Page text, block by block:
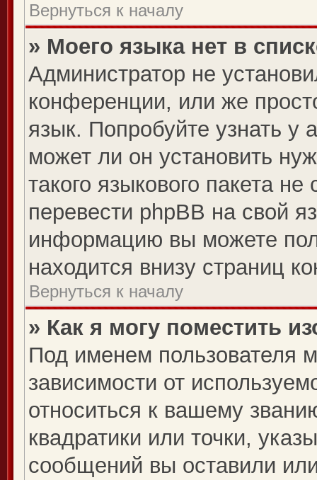
Вернуться к началу
» Моего языка нет в
Администратор не
конференции, или же
язык. Попробуйте узнать у
может ли он установить
такого языкового пакета
перевести phpBB на свой
информацию вы можете
находится внизу страниц
Вернуться к началу
» Как я могу поместить
Под именем пользователя
зависимости от
относиться к вашему
квадратики или точки,
сообщений вы оставили